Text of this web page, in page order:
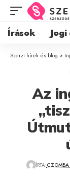
Írások
Szerzi hírek és blog >
Az
ÍRTA:CZOMBA